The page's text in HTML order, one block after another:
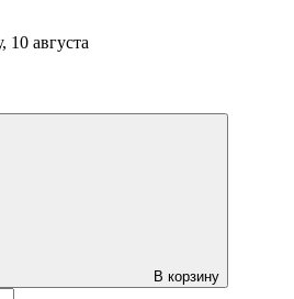
10 августа
В корзину